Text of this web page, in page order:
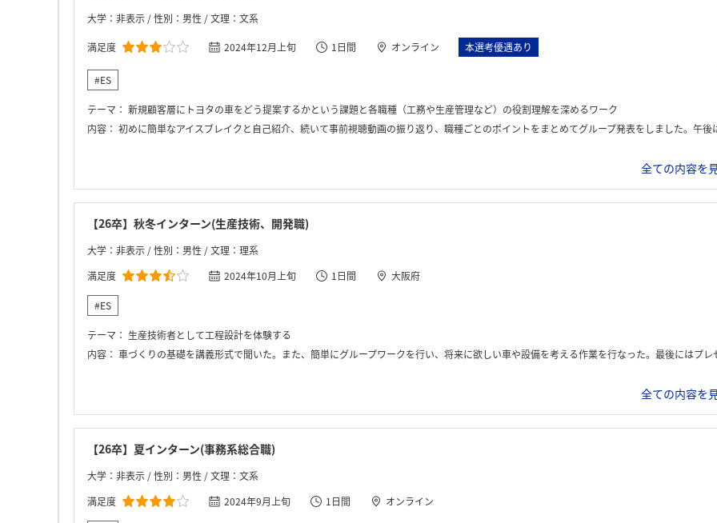
大学：非表示 / 性別：男性 / 文理：文系
満足度
2024年12月上旬 1日間 オンライン 本選考優遇あり
#ES
テーマ： 新規顧客層にトヨタの車をどう提案するかという課題と各職種（工務や生産管理など）の役割理解を深めるワーク
内容： 初めに簡単なアイスブレイクと自己紹介、続いて事前視聴動画の振り返り、職種ごとのポイントをまとめてグループ発表をしました。午後は車を誰にどう売るかを6人程度のチームで議論し、中間フィードバックをもらい、最終プレゼン、座談会、という1日のプログラムでし
全ての内容を
【26卒】秋冬インターン(生産技術、開発職)
大学：非表示 / 性別：男性 / 文理：理系
満足度
2024年10月上旬 1日間 大阪府
#ES
テーマ： 生産技術者として工程設計を体験する
内容： 車づくりの基礎を講義形式で聞いた。また、簡単にグループワークを行い、将来に欲しい車や設備を考える作業を行なった。最後にはプレゼンテーションがあり、人事の方からフィードバックがあった。終わりはカフェで気軽に話したり、VR体験をしたりし
全ての内容を
【26卒】夏インターン(事務系総合職)
大学：非表示 / 性別：男性 / 文理：文系
満足度
2024年9月上旬 1日間 オンライン